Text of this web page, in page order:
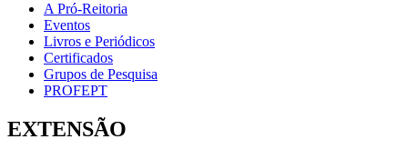
A Pró-Reitoria
Eventos
Livros e Periódicos
Certificados
Grupos de Pesquisa
PROFEPT
EXTENSÃO